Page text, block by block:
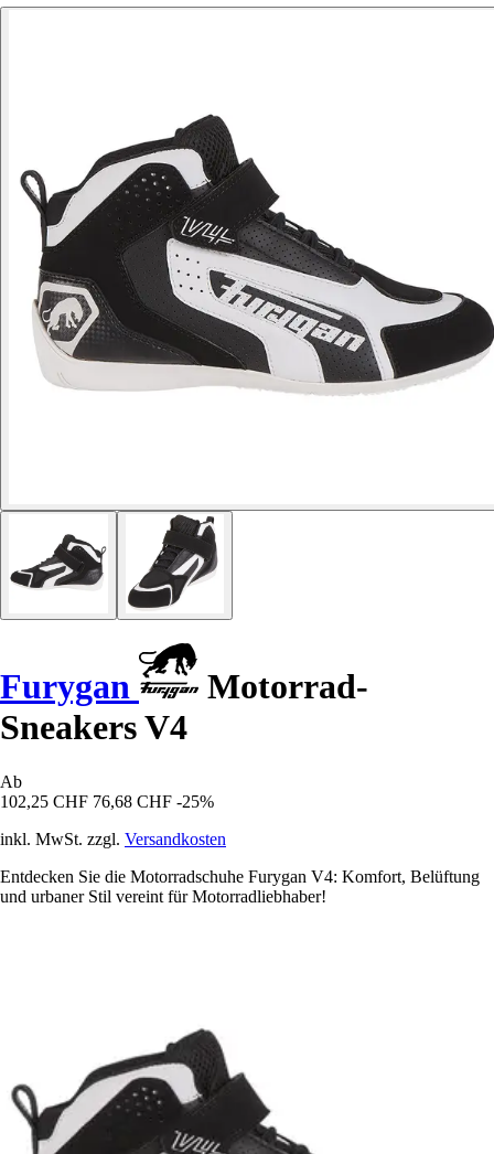
Furygan
Motorrad-
Sneakers V4
Ab
102,25 CHF 76,68 CHF -25%
inkl. MwSt. zzgl. Versandkosten
Entdecken Sie die Motorradschuhe Furygan V4: Komfort, Belüftung
und urbaner Stil vereint für Motorradliebhaber!